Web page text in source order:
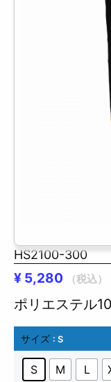
HS2100-300
¥ 5,280 （税込）
ポリエステル
サイズ : S
S M L